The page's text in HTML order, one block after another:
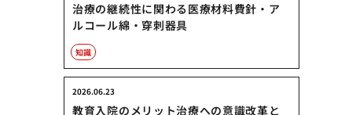
治療の継続性に関わる医療材料費針・ア
ルコール綿・穿刺器具
知識
教育入院のメリット治療への意識改革と
2026.06.23